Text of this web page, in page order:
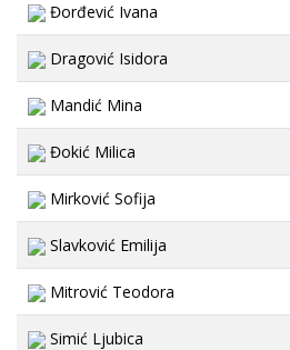
Đorđević Ivana
Dragović Isidora
Mandić Mina
Đokić Milica
Mirković Sofija
Slavković Emilija
Mitrović Teodora
Simić Ljubica